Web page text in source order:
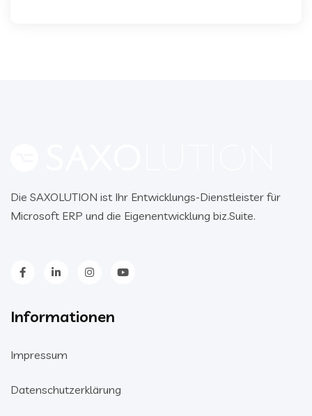
Die SAXOLUTION ist Ihr Entwicklungs-Dienstleister für
Microsoft ERP und die Eigenentwicklung biz.Suite.
Informationen
Impressum
Datenschutzerklärung